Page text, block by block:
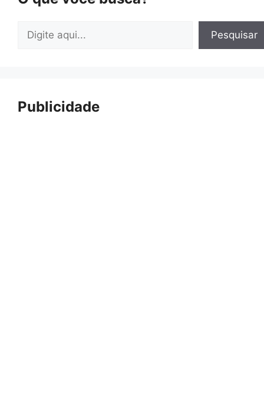
Pesquisar Pesquisar
Publicidade